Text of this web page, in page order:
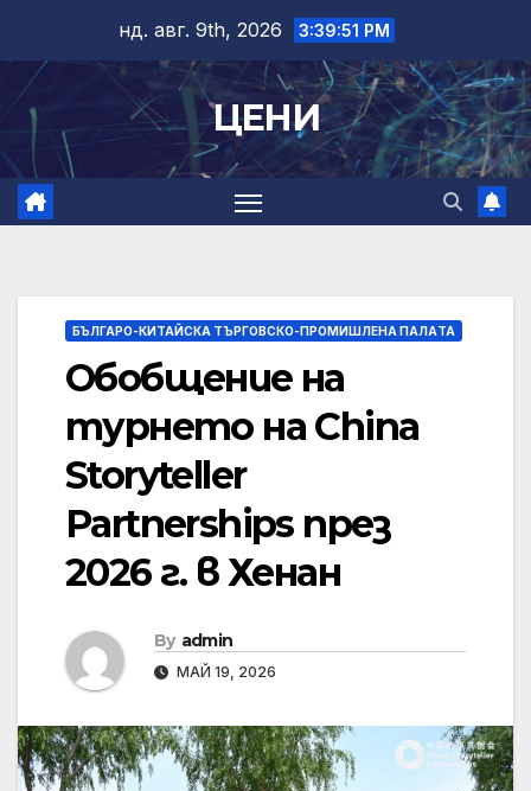
content
нд. авг. 9th, 2026 3:39:52 PM
ЦЕНИ
БЪЛГАРО-КИТАЙСКА ТЪРГОВСКО-ПРОМИШЛЕНА ПАЛAТА
Обобщение на
турнето на China
Storyteller
Partnerships през
2026 г. в Хенан
By admin
МАЙ 19, 2026